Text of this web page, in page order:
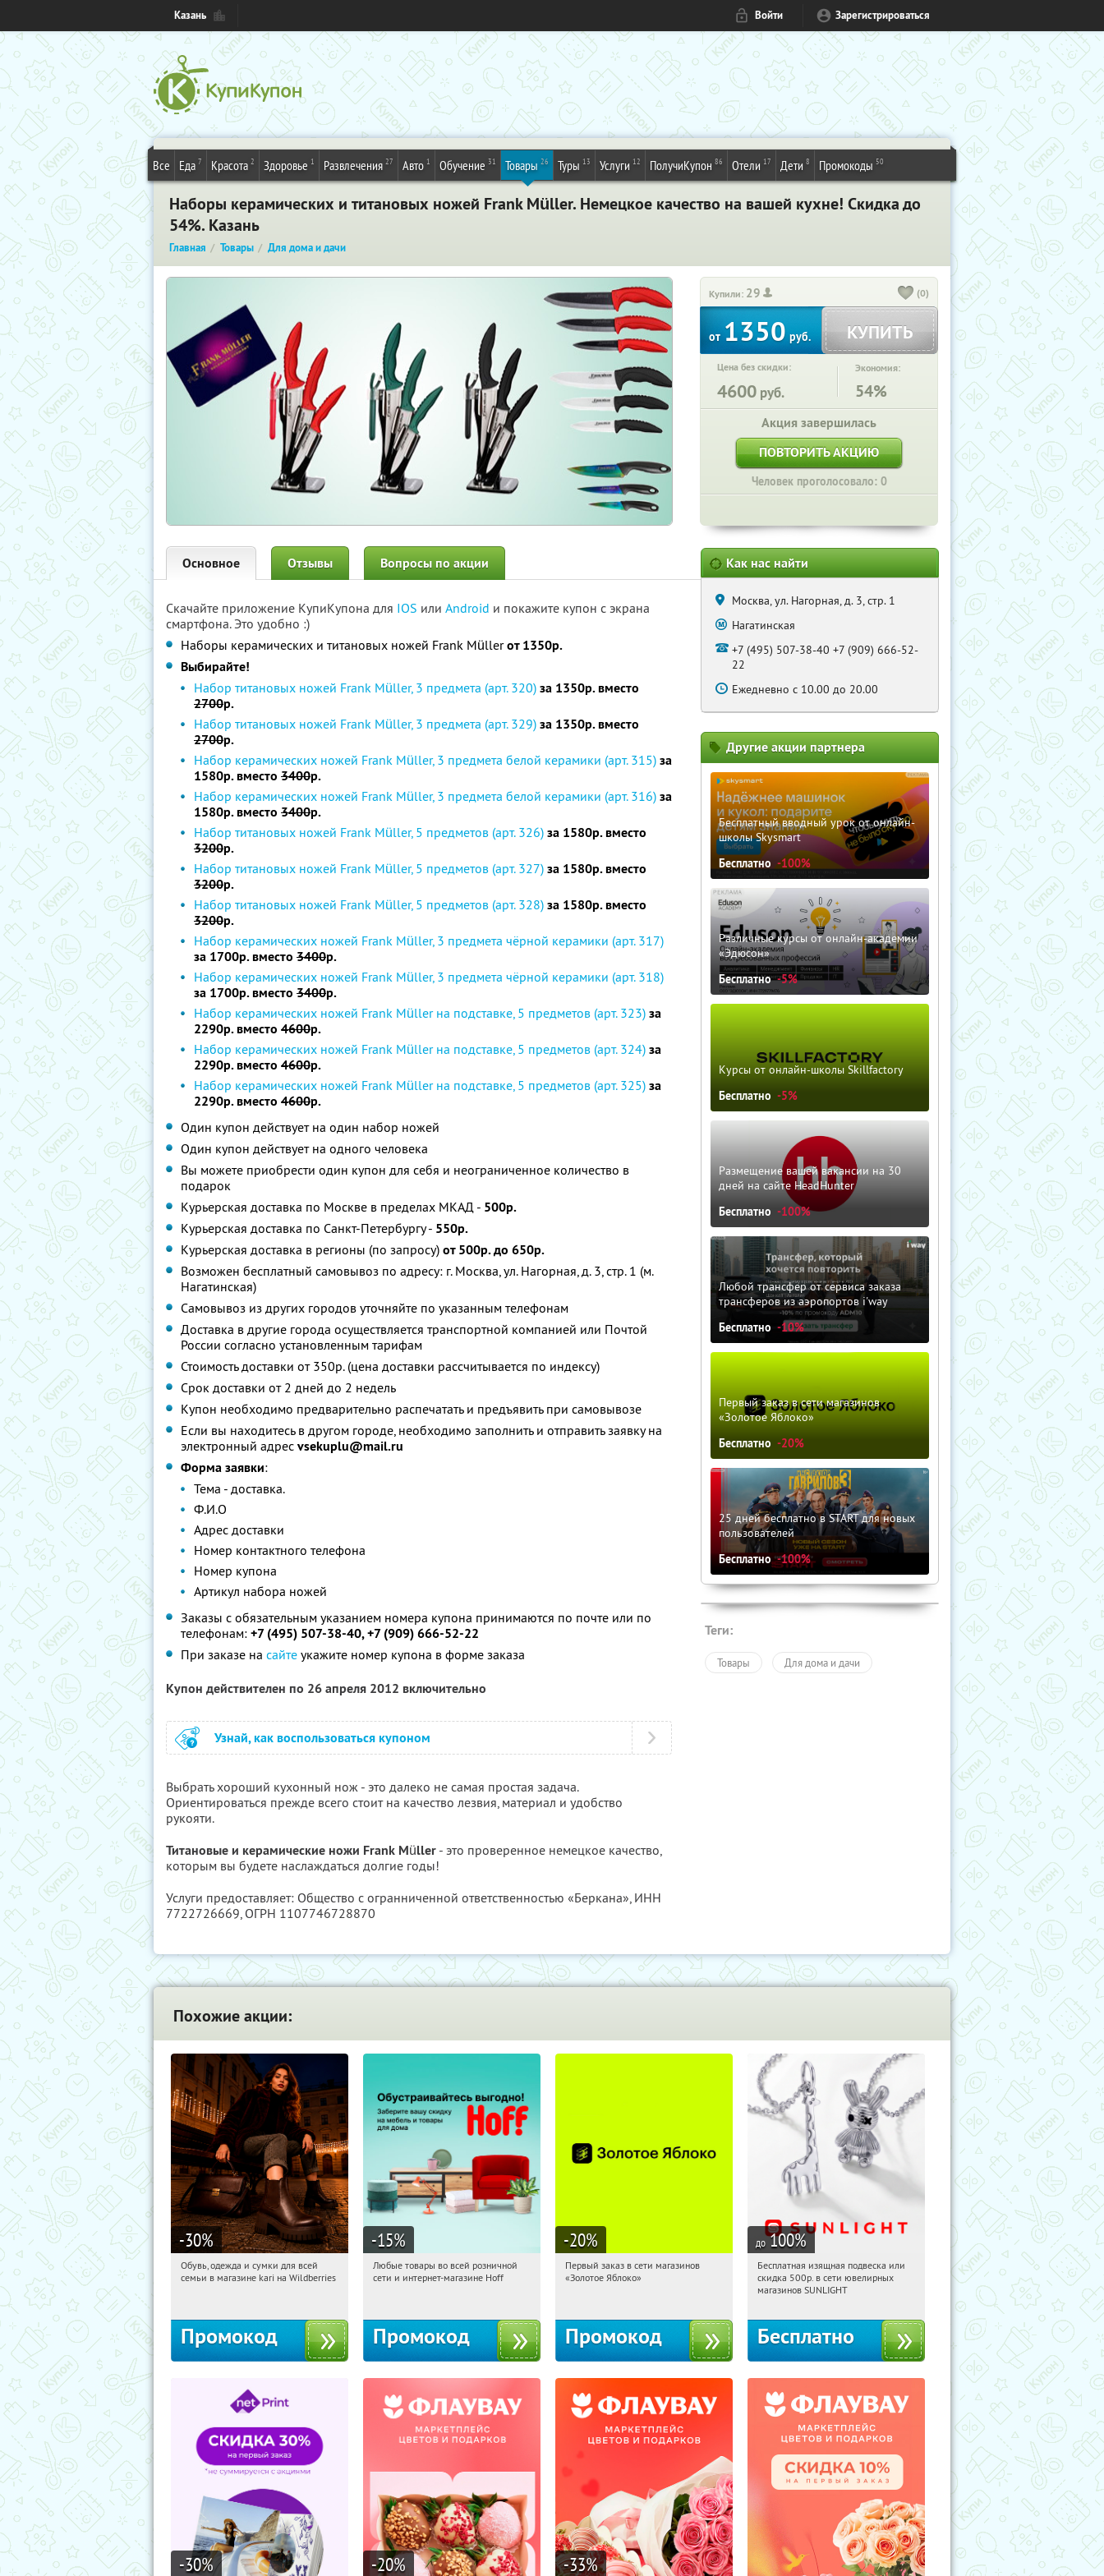
Казань Войти Зарегистрироваться
Все Еда 7 Красота 2 Здоровье 1 Развлечения 27 Авто 1 Обучение 31 Товары 26 Туры 13 Услуги 12 ПолучиКупон 86 Отели 17 Дети 8 Промокоды 50
Наборы керамических и титановых ножей Frank Müller. Немецкое качество на вашей кухне! Скидка до
54%. Казань
Главная Товары Для дома и дачи
Купили: 29 (0)
от 1350 руб. КУПИТЬ
Цена без скидки:
4600 руб.
Экономия:
54%
Акция завершилась
ПОВТОРИТЬ АКЦИЮ
Человек проголосовало: 0
Основное Отзывы Вопросы по акции
Скачайте приложение КупиКупона для IOS или Android и покажите купон с экрана
смартфона. Это удобно :)
Наборы керамических и титановых ножей Frank Müllerот 1350р.
Выбирайте!
Набор титановых ножей Frank Müller, 3 предмета (арт. 320) за 1350р. вместо
2700р.
Набор титановых ножей Frank Müller, 3 предмета (арт. 329) за 1350р. вместо
2700р.
Набор керамических ножей Frank Müller, 3 предмета белой керамики (арт. 315) за
1580р. вместо 3400р.
Набор керамических ножей Frank Müller, 3 предмета белой керамики (арт. 316) за
1580р. вместо 3400р.
Набор титановых ножей Frank Müller, 5 предметов (арт. 326) за 1580р. вместо
3200р.
Набор титановых ножей Frank Müller, 5 предметов (арт. 327) за 1580р. вместо
3200р.
Набор титановых ножей Frank Müller, 5 предметов (арт. 328) за 1580р. вместо
3200р.
Набор керамических ножей Frank Müller, 3 предмета чёрной керамики (арт. 317)
за 1700р. вместо 3400р.
Набор керамических ножей Frank Müller, 3 предмета чёрной керамики (арт. 318)
за 1700р. вместо 3400р.
Набор керамических ножей Frank Müller на подставке, 5 предметов (арт. 323) за
2290р. вместо 4600р.
Набор керамических ножей Frank Müller на подставке, 5 предметов (арт. 324) за
2290р. вместо 4600р.
Набор керамических ножей Frank Müller на подставке, 5 предметов (арт. 325) за
2290р. вместо 4600р.
Один купон действует на один набор ножей
Один купон действует на одного человека
Вы можете приобрести один купон для себя и неограниченное количество в
подарок
Курьерская доставка по Москве в пределах МКАД - 500р.
Курьерская доставка по Санкт-Петербургу - 550р.
Курьерская доставка в регионы (по запросу) от 500р. до 650р.
Возможен бесплатный самовывоз по адресу: г. Москва, ул. Нагорная, д. 3, стр. 1 (м.
Нагатинская)
Самовывоз из других городов уточняйте по указанным телефонам
Доставка в другие города осуществляется транспортной компанией или Почтой
России согласно установленным тарифам
Стоимость доставки от 350р. (цена доставки рассчитывается по индексу)
Срок доставки от 2 дней до 2 недель
Купон необходимо предварительно распечатать и предъявить при самовывозе
Если вы находитесь в другом городе, необходимо заполнить и отправить заявку на
электронный адрес vsekuplu@mail.ru
Форма заявки:
Тема - доставка.
Ф.И.О
Адрес доставки
Номер контактного телефона
Номер купона
Артикул набора ножей
Заказы с обязательным указанием номера купона принимаются по почте или по
телефонам: +7 (495) 507-38-40, +7 (909) 666-52-22
При заказе на сайте укажите номер купона в форме заказа
Купон действителен по 26 апреля 2012 включительно
Узнай, как воспользоваться купоном
Выбрать хороший кухонный нож - это далеко не самая простая задача.
Ориентироваться прежде всего стоит на качество лезвия, материал и удобство
рукояти.
Титановые и керамические ножи Frank Müller - это проверенное немецкое качество,
которым вы будете наслаждаться долгие годы!
Услуги предоставляет: Общество с огранниченной ответственностью «Беркана», ИНН
7722726669, ОГРН 1107746728870
Как нас найти
Москва, ул. Нагорная, д. 3, стр. 1
Нагатинская
+7 (495) 507-38-40 +7 (909) 666-52-
22
Eжедневно с 10.00 до 20.00
Другие акции партнера
Бесплатный вводный урок от онлайн-
школы Skysmart
Бесплатно -100%
Различные курсы от онлайн-академии
«Эдюсон»
Бесплатно -5%
Курсы от онлайн-школы Skillfactory
Бесплатно -5%
Размещение вашей вакансии на 30
дней на сайте HeadHunter
Бесплатно -100%
Любой трансфер от сервиса заказа
трансферов из аэропортов i'way
Бесплатно -10%
Первый заказ в сети магазинов
«Золотое Яблоко»
Бесплатно -20%
25 дней бесплатно в START для новых
пользователей
Бесплатно -100%
Теги:
Товары Для дома и дачи
Похожие акции:
-30%
20:31:52 Получили:
Обувь, одежда и сумки для всей
семьи в магазине kari на Wildberries
Промокод
-15%
20:31:52 Получили:
Любые товары во всей розничной
сети и интернет-магазине Hoff
Промокод
-20%
20:31:52
Получи первым!
Первый заказ в сети магазинов
«Золотое Яблоко»
Промокод
до 100%
20:31:52 Получили:
Россия
Бесплатная изящная подвеска или
скидка 500р. в сети ювелирных
магазинов SUNLIGHT
Бесплатно
-30% -20% -33%